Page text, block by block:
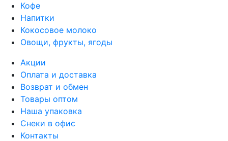
Кофе
Напитки
Кокосовое молоко
Овощи, фрукты, ягоды
Акции
Оплата и доставка
Возврат и обмен
Товары оптом
Наша упаковка
Снеки в офис
Контакты